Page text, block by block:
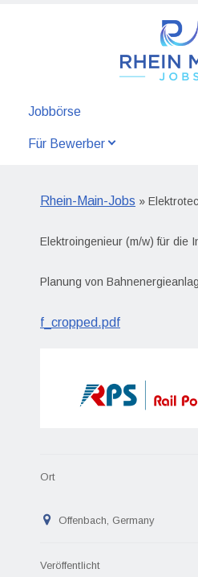
Jobbörse
Für Bewerber
Rhein-Main-Jobs »
Elektroingenieur (m/w) für die
Planung von
f_cropped.pdf
Ort
Offenbach, Germany
Veröffentlicht